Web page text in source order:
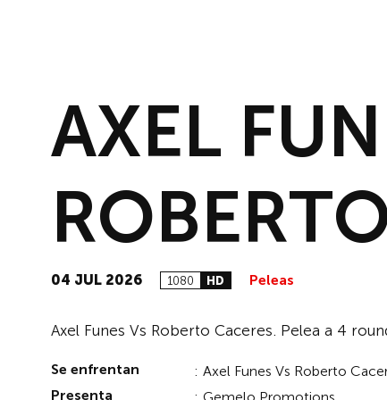
AXEL
04 JUL 2026 1080 HD Peleas
Axel Funes Vs Roberto Caceres. Pelea a 4
Se enfrentan : Axel Funes Vs Roberto
Presenta